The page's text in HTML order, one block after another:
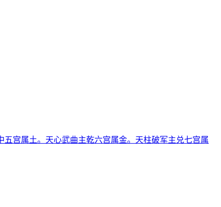
宫属土。天心武曲主乾六宫属金。天柱破军主兑七宫属